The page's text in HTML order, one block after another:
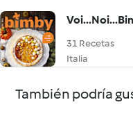
31 Recetas
Italia
También podría